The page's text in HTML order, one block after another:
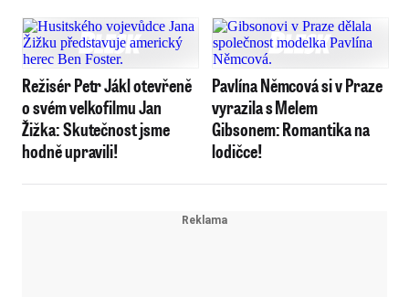
Režisér Petr Jákl otevřeně
o svém velkofilmu Jan
Žižka: Skutečnost jsme
hodně upravili!
Pavlína Němcová si v Praze
vyrazila s Melem
Gibsonem: Romantika na
lodičce!